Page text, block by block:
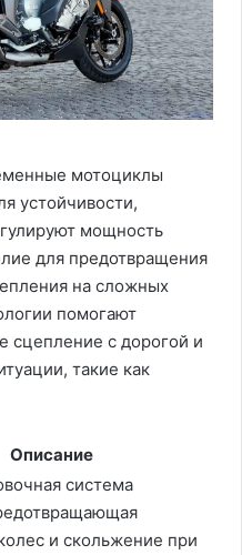
мотоциклы
устойчивости,
мощность
для предотвращения
на сложных
помогают
сцепление с дорогой и
такие как
Описание
система
и скольжение при